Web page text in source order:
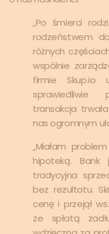
„Po śmierci
rodzeństwem
różnych
wspólnie
firmie
sprawiedliwie
transakcja
nas ogromnym
„Miałam
hipoteką. Bank
tradycyjna
bez rezultatu.
cenę i przejął
ze spłatą